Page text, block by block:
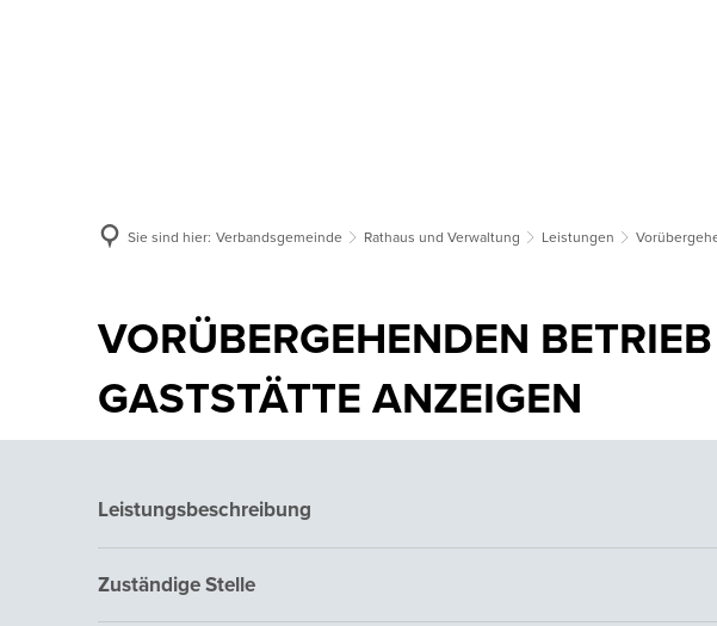
Sie sind hier: Verbandsgemeinde Rathaus und Verwaltung Leistungen
VORÜBERGEHENDEN
GASTSTÄTTE ANZEIGEN
Leistungsbeschreibung
Zuständige Stelle